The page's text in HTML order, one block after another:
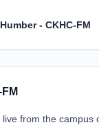
- CKHC-FM
from the